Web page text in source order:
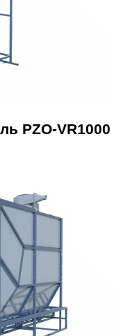
PZO-VR1000